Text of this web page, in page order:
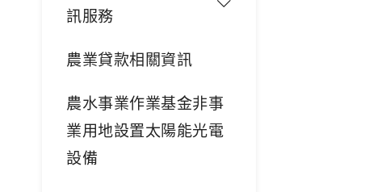
訊服務
農業貸款相關資訊
農水事業作業基金非事
業用地設置太陽能光電
設備